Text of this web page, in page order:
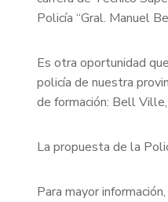
Policía “Gral. Manuel
Es otra oportunidad
policía de nuestra
de formación: Bell
La propuesta de la
Para mayor